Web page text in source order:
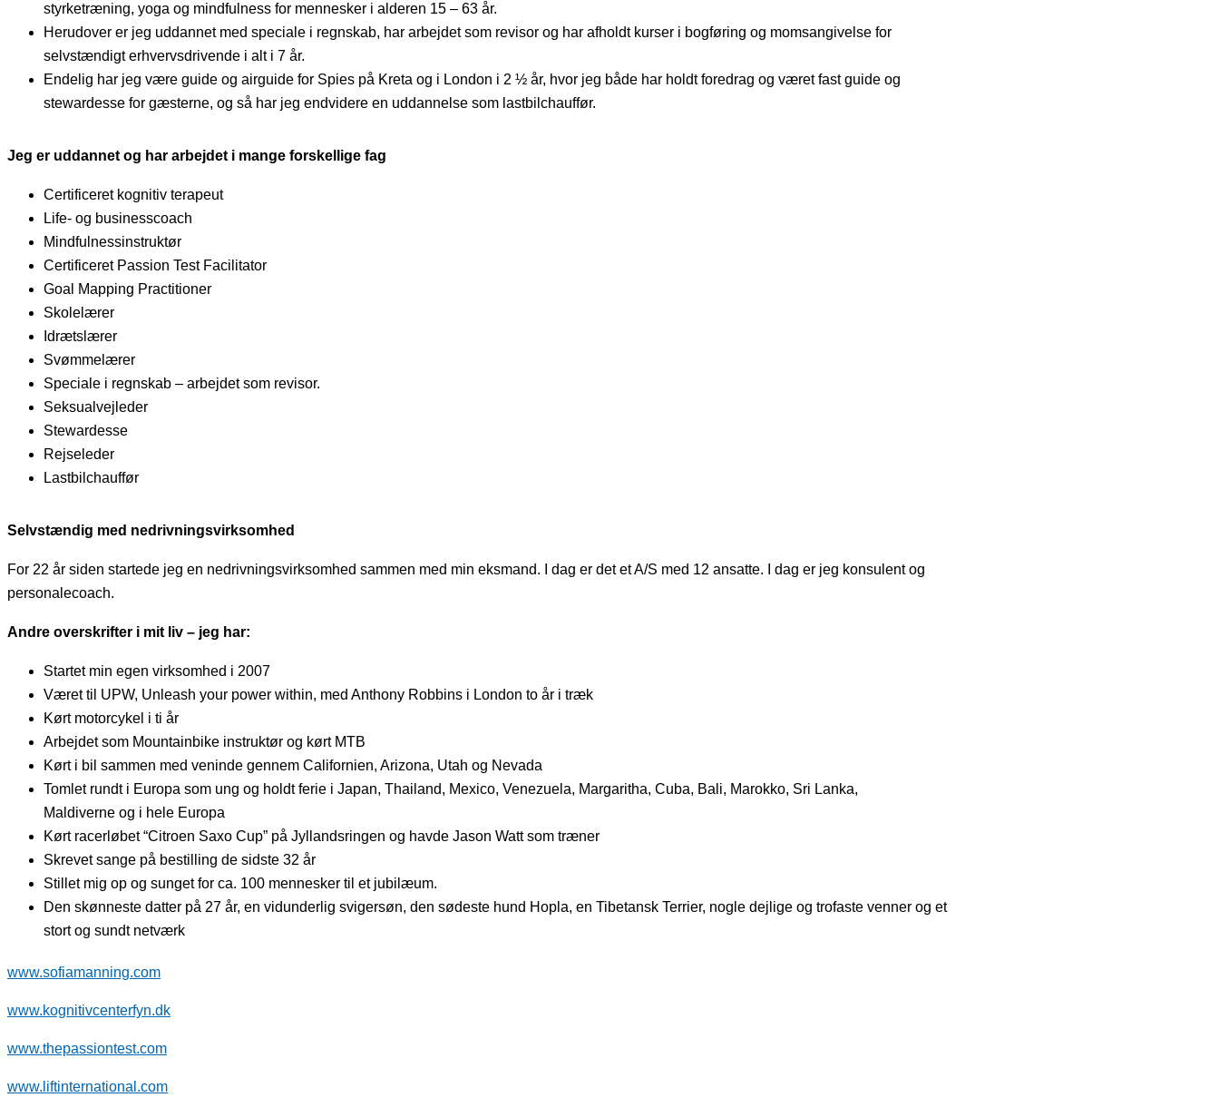
styrketræning, yoga og mindfulness for mennesker i alderen 15 – 63 år.
Herudover er jeg uddannet med speciale i regnskab, har arbejdet som revisor og har afholdt kurser i bogføring og momsangivelse for
selvstændigt erhvervsdrivende i alt i 7 år.
Endelig har jeg være guide og airguide for Spies på Kreta og i London i 2 ½ år, hvor jeg både har holdt foredrag og været fast guide og
stewardesse for gæsterne, og så har jeg endvidere en uddannelse som lastbilchauffør.
Jeg er uddannet og har arbejdet i mange forskellige fag
Certificeret kognitiv terapeut
Life- og businesscoach
Mindfulnessinstruktør
Certificeret Passion Test Facilitator
Goal Mapping Practitioner
Skolelærer
Idrætslærer
Svømmelærer
Speciale i regnskab – arbejdet som revisor.
Seksualvejleder
Stewardesse
Rejseleder
Lastbilchauffør
Selvstændig med nedrivningsvirksomhed
For 22 år siden startede jeg en nedrivningsvirksomhed sammen med min eksmand. I dag er det et A/S med 12 ansatte. I dag er jeg konsulent og
personalecoach.
Andre overskrifter i mit liv – jeg har:
Startet min egen virksomhed i 2007
Været til UPW, Unleash your power within, med Anthony Robbins i London to år i træk
Kørt motorcykel i ti år
Arbejdet som Mountainbike instruktør og kørt MTB
Kørt i bil sammen med veninde gennem Californien, Arizona, Utah og Nevada
Tomlet rundt i Europa som ung og holdt ferie i Japan, Thailand, Mexico, Venezuela, Margaritha, Cuba, Bali, Marokko, Sri Lanka,
Maldiverne og i hele Europa
Kørt racerløbet “Citroen Saxo Cup” på Jyllandsringen og havde Jason Watt som træner
Skrevet sange på bestilling de sidste 32 år
Stillet mig op og sunget for ca. 100 mennesker til et jubilæum.
Den skønneste datter på 27 år, en vidunderlig svigersøn, den sødeste hund Hopla, en Tibetansk Terrier, nogle dejlige og trofaste venner og et
stort og sundt netværk
www.sofiamanning.com
www.kognitivcenterfyn.dk
www.thepassiontest.com
www.liftinternational.com